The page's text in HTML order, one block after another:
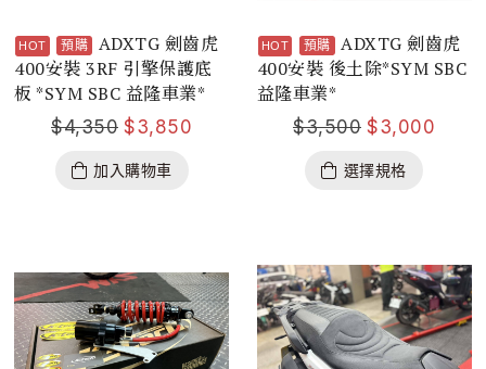
預購
ADXTG 劍齒虎
400安裝 3RF 引擎保護底
板 *SYM SBC 益隆車業*
$4,350 $3,850
加入購物車
預購
ADXTG 劍齒虎
400安裝 後土除*SYM SBC
益隆車業*
$3,500 $3,000
選擇規格